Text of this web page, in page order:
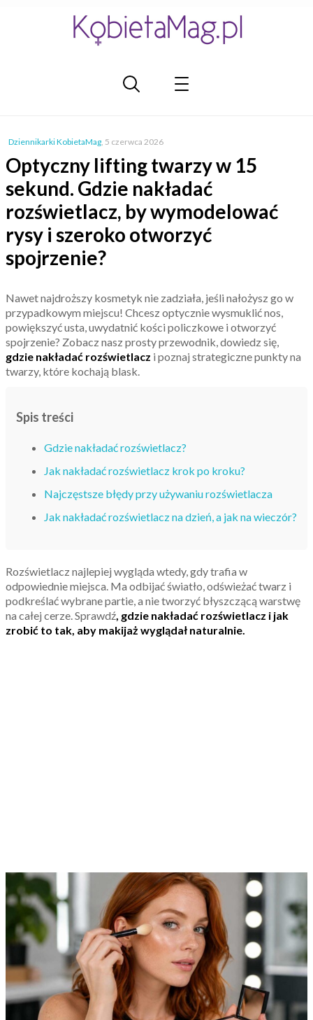
Dziennikarki KobietaMag, 5 czerwca 2026
Optyczny lifting twarzy w 15
sekund. Gdzie nakładać
rozświetlacz, by wymodelować
rysy i szeroko otworzyć
spojrzenie?
Nawet najdroższy kosmetyk nie zadziała, jeśli nałożysz go w
przypadkowym miejscu! Chcesz optycznie wysmuklić nos,
powiększyć usta, uwydatnić kości policzkowe i otworzyć
spojrzenie? Zobacz nasz prosty przewodnik, dowiedz się,
gdzie nakładać rozświetlacz i poznaj strategiczne punkty na
twarzy, które kochają blask.
Spis treści
Gdzie nakładać rozświetlacz?
Jak nakładać rozświetlacz krok po kroku?
Najczęstsze błędy przy używaniu rozświetlacza
Jak nakładać rozświetlacz na dzień, a jak na wieczór?
Rozświetlacz najlepiej wygląda wtedy, gdy trafia w
odpowiednie miejsca. Ma odbijać światło, odświeżać twarz i
podkreślać wybrane partie, a nie tworzyć błyszczącą warstwę
na całej cerze. Sprawdź, gdzie nakładać rozświetlacz i jak
zrobić to tak, aby makijaż wyglądał naturalnie.